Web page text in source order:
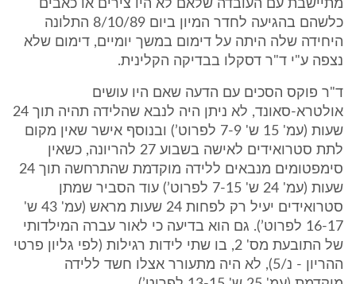
מתיישבת עם העובדה שלאם לא היו צירים או כאבים
כלשהם בהגיעה לחדר המיון ביום 8/10/89 התלונה
היחידה שלה היתה על דימום במשך יומיים, דימום שלא
נצפה ע"י ד"ר דסקלו בבדיקה הקלינית.
ד"ר פוקס הסכים עם הדעה שאם היו עושים
אולטרא-סאונד, לא ניתן היה לנבא שהלידה תהיה תוך 24
שעות (עמ' 15 ש' 7-9 לפרוט’) ובנוסף אישר שאין מקום
לתת סטרואידים לאישה בשבוע 27 להריונה, כשאין
סימפטומים מנבאים ללידה מוקדמת שהתרחשה תוך 24
שעות (עמ' 24 ש' 7-15 לפרוט’) עוד הסביר שמתן
סטרואידים יעיל רק לפחות 24 שעות מראש (עמ' 43 ש'
16-17 לפרוט’). גם הוא בדיעה כי לאור עברה המילדותי
של התובעת מס' 2, בו שתי לידות רגילות (לפי גליון פרטי
ההריון - נ/5), לא היה מתעורר אצלו חשד ללידה